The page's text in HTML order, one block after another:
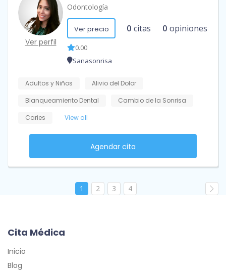
Ver perfil
Odontología
Ver precio 0 citas 0 opiniones
0.00
Sanasonrisa
Adultos y Niños
Alivio del Dolor
Blanqueamiento Dental
Cambio de la Sonrisa
Caries
View all
Agendar cita
1 2 3 4
Cita Médica
Inicio
Blog